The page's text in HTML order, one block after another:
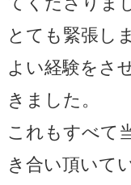
とても緊張し
よい経験をさ
きました。
これもすべて
き合い頂いて